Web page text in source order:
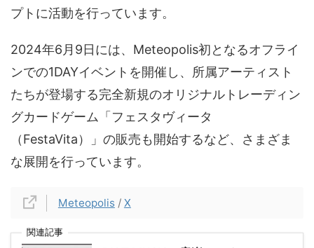
プトに活動を行っています。
2024年6月9日には、Meteopolis初となるオフライ
ンでの1DAYイベントを開催し、所属アーティスト
たちが登場する完全新規のオリジナルトレーディン
グカードゲーム「フェスタヴィータ
（FestaVita）」の販売も開始するなど、さまざま
な展開を行っています。
Meteopolis / X
関連記事